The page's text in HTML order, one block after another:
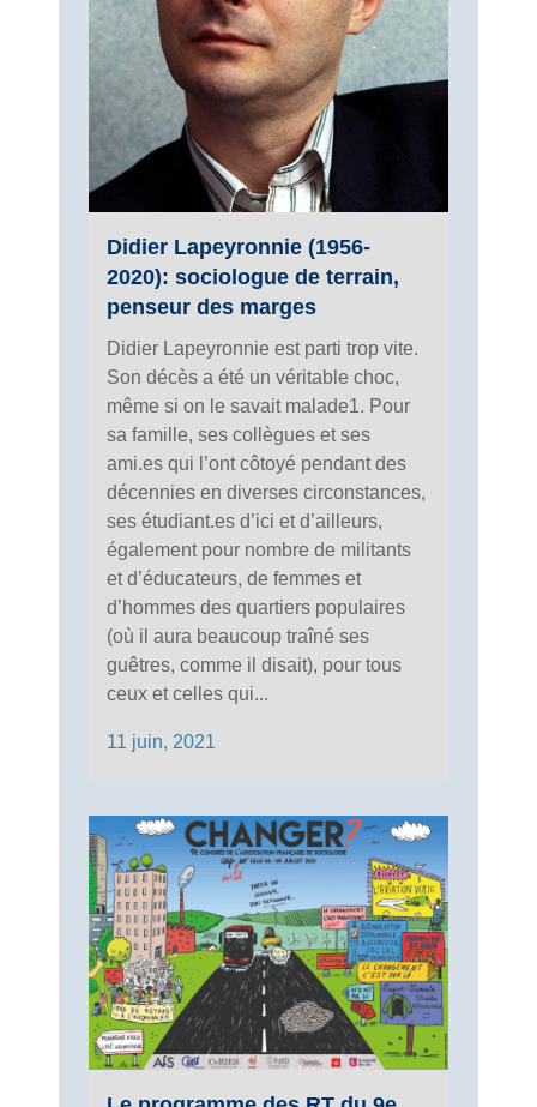
Didier Lapeyronnie (1956-
2020): sociologue de terrain,
penseur des marges
Didier Lapeyronnie est parti trop vite.
Son décès a été un véritable choc,
même si on le savait malade1. Pour
sa famille, ses collègues et ses
ami.es qui l’ont côtoyé pendant des
décennies en diverses circonstances,
ses étudiant.es d’ici et d’ailleurs,
également pour nombre de militants
et d’éducateurs, de femmes et
d’hommes des quartiers populaires
(où il aura beaucoup traîné ses
guêtres, comme il disait), pour tous
ceux et celles qui...
11 juin, 2021